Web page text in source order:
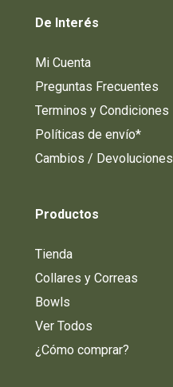
De Interés
Mi Cuenta
Preguntas Frecuentes
Terminos y Condiciones
Políticas de envío*
Cambios / Devoluciones
Productos
Tienda
Collares y Correas
Bowls
Ver Todos
¿Cómo comprar?